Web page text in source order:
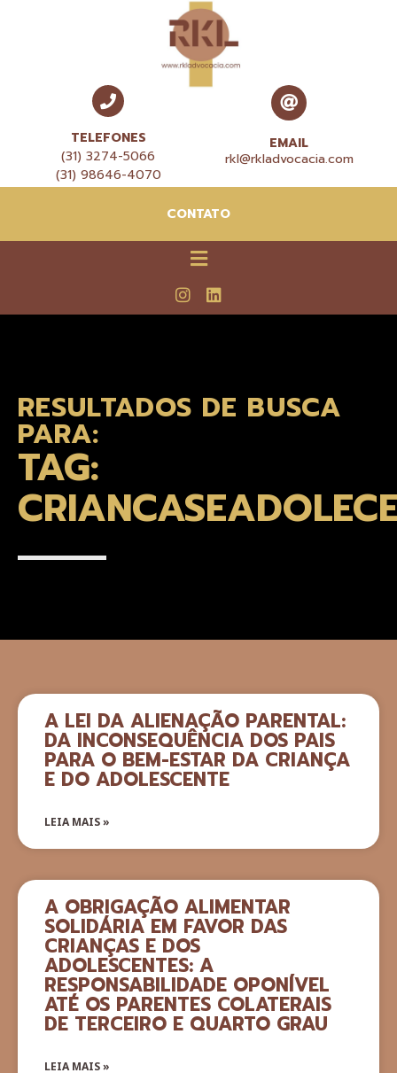
TELEFONES
(31) 3274-5066
(31) 98646-4070
EMAIL
rkl@rkladvocacia.com
CONTATO
RESULTADOS DE BUSCA
PARA:
TAG:
A LEI DA ALIENAÇÃO PARENTAL:
DA INCONSEQUÊNCIA DOS PAIS
PARA O BEM-ESTAR DA CRIANÇA
E DO ADOLESCENTE
LEIA MAIS »
A OBRIGAÇÃO ALIMENTAR
SOLIDÁRIA EM FAVOR DAS
CRIANÇAS E DOS
ADOLESCENTES: A
RESPONSABILIDADE OPONÍVEL
ATÉ OS PARENTES COLATERAIS
DE TERCEIRO E QUARTO GRAU
LEIA MAIS »